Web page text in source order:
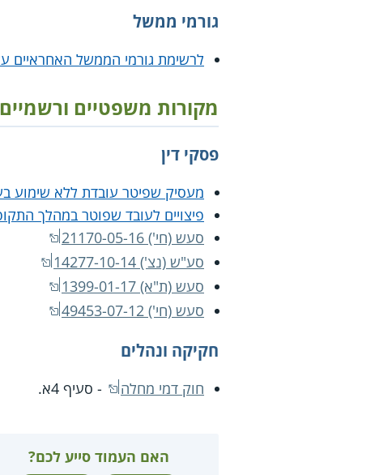
גורמי ממשל
לרשימת גורמי הממשל האחראיים
מקורות משפטיים ורשמיים
פסקי דין
מעסיק שפיטר עובדת ללא שימוע
פיצויים לעובד שפוטר במהלך
סעש (חי') 21170-05-16‏
סע"ש (נצ') 14277-10-14‏
סעש (ת"א) 1399-01-17
סעש (חי') 49453-07-12‏‏
חקיקה ונהלים
חוק דמי מחלה - סעיף 4א.
האם העמוד סייע לכם?